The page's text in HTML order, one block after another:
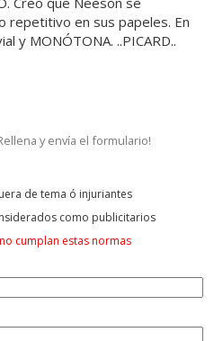
repetitivo en sus papeles. En
y MONÓTONA. ..PICARD..
y envía el formulario!
de tema ó injuriantes
como publicitarios
cumplan estas normas